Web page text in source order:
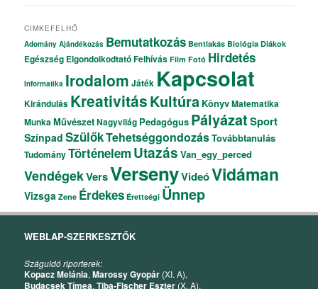
CIMKEFELHŐ
Adomány Ajándékozás Bemutatkozás Bentlakás Biológia Diákok
Egészség ElgondolkodtatóFelhívás Film Fotó Hirdetés
Informatika Irodalom Játék Kapcsolat
Kirándulás KreativitásKultúra KönyvMatematika
MunkaMűvészetNagyvilág Pedagógus PályázatSport
Színpad SzülőkTehetséggondozásTovábbtanulás
TudományTörténelem Utazás Van_egy_perced
VendégekVersVersenyVideóVidáman
Vizsga Zene Érdekes Érettségi Ünnep
WEBLAP-SZERKESZTŐK
Száguldó riporterek:
Kopacz Melánia,Marossy Gyopár (XI. A),
Budacsek Tímea,Tiba-Fischer Eszter (X. A),